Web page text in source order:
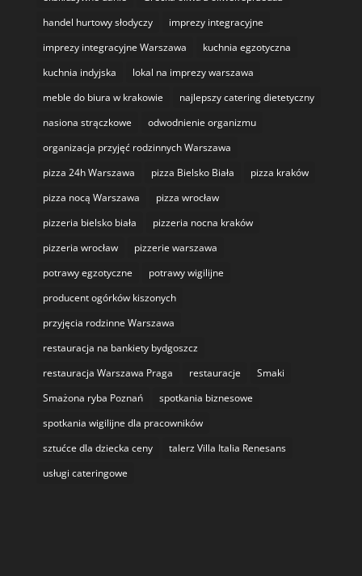
handel hurtowy słodyczy
imprezy integracyjne
imprezy integracyjne Warszawa
kuchnia egzotyczna
kuchnia indyjska
lokal na imprezy warszawa
meble do biura w krakowie
najlepszy catering dietetyczny
nasiona strączkowe
odwodnienie organizmu
organizacja przyjęć rodzinnych Warszawa
pizza 24h Warszawa
pizza Bielsko Biała
pizza kraków
pizza nocą Warszawa
pizza wrocław
pizzeria bielsko biała
pizzeria nocna kraków
pizzeria wrocław
pizzerie warszawa
potrawy egzotyczne
potrawy wigilijne
producent ogórków kiszonych
przyjęcia rodzinne Warszawa
restauracja na bankiety bydgoszcz
restauracja Warszawa Praga
restauracje
Smaki
Smażona ryba Poznań
spotkania biznesowe
spotkania wigilijne dla pracowników
sztućce dla dziecka ceny
talerz Villa Italia Renesans
usługi cateringowe